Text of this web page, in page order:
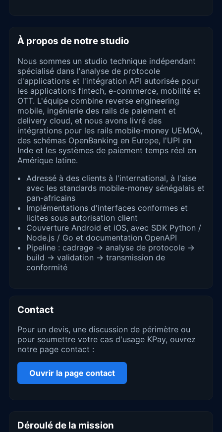
À propos de notre studio
Nous sommes un studio technique indépendant
spécialisé dans l'analyse de protocole
d'applications et l'intégration API autorisée pour
les applications fintech, e-commerce, mobilité et
OTT. L'équipe combine reverse engineering
mobile, ingénierie des rails de paiement et
delivery cloud, et nous avons livré des
intégrations pour les rails mobile-money UEMOA,
des schémas OpenBanking en Europe, l'UPI en
Inde et les systèmes de paiement temps réel en
Amérique latine.
Adressé à des clients à l'international, à l'aise
avec les standards mobile-money sénégalais et
pan-africains
Implémentations d'interfaces conformes et
licites sous autorisation client
Couverture Android et iOS, avec SDK Python /
Node.js / Go et documentation OpenAPI
Pipeline : cadrage → analyse de protocole →
build → validation → transmission de
conformité
Contact
Pour un devis, une discussion de périmètre ou
pour soumettre votre cas d'usage KPay, ouvrez
notre page contact :
Ouvrir la page contact
Déroulé de la mission